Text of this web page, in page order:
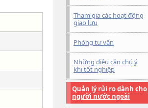
Tham gia các hoạt động
giao lưu
Phòng tư vấn
Những điều cần chú ý
khi tốt nghiệp
Quản lý rủi ro dành cho
người nước ngoài